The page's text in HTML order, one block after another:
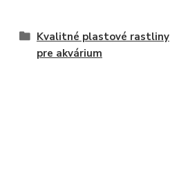
Kvalitné plastové rastliny
pre akvárium